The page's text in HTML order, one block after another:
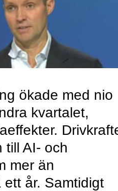
ökade med nio
kvartalet,
till AI- och
mer än
år. Samtidigt